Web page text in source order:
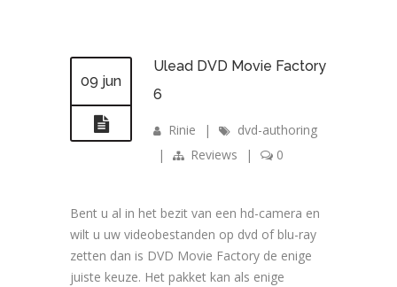
09 jun
Ulead DVD Movie Factory
6
Rinie |
dvd-authoring
|
Reviews | 0
Bent u al in het bezit van een hd-camera en
wilt u uw videobestanden op dvd of blu-ray
zetten dan is DVD Movie Factory de enige
juiste keuze. Het pakket kan als enige